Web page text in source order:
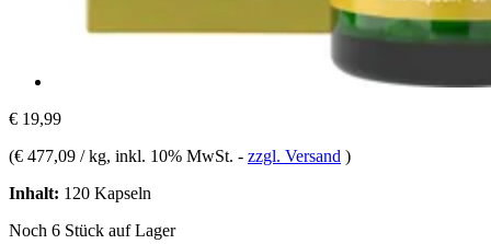
€ 19,99
(€ 477,09 / kg, inkl. 10% MwSt. - zzgl. Versand )
Inhalt: 120 Kapseln
Noch 6 Stück auf Lager